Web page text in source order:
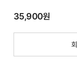
35,900원